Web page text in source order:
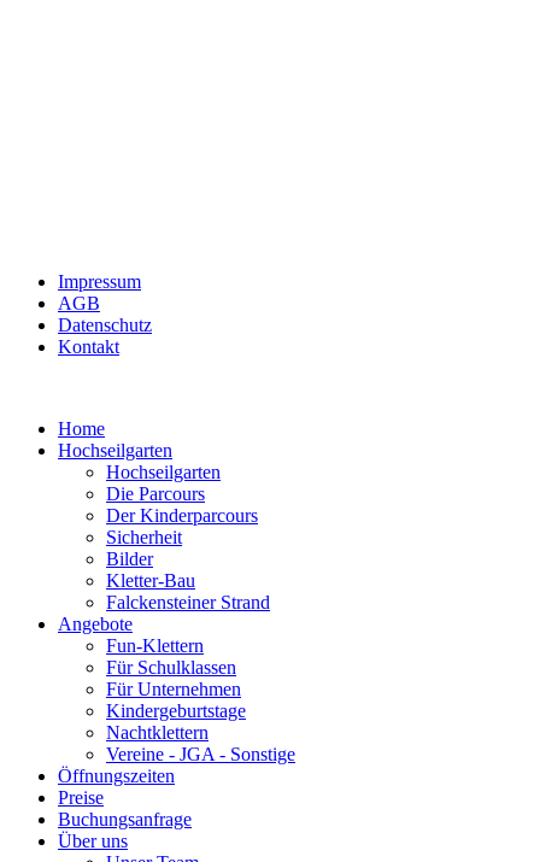
Impressum
AGB
Datenschutz
Kontakt
Home
Hochseilgarten
Hochseilgarten
Die Parcours
Der Kinderparcours
Sicherheit
Bilder
Kletter-Bau
Falckensteiner Strand
Angebote
Fun-Klettern
Für Schulklassen
Für Unternehmen
Kindergeburtstage
Nachtklettern
Vereine - JGA - Sonstige
Öffnungszeiten
Preise
Buchungsanfrage
Über uns